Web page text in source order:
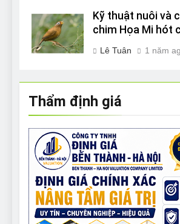
Kỹ thuật nuôi và
chim Họa Mi hót
Lê Tuân 1 năm
Thẩm định giá